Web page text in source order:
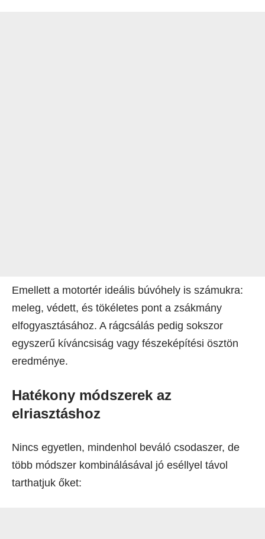
Emellett a motortér ideális búvóhely is számukra:
meleg, védett, és tökéletes pont a zsákmány
elfogyasztásához. A rágcsálás pedig sokszor
egyszerű kíváncsiság vagy fészeképítési ösztön
eredménye.
Hatékony módszerek az
elriasztáshoz
Nincs egyetlen, mindenhol beváló csodaszer, de
több módszer kombinálásával jó eséllyel távol
tarthatjuk őket: